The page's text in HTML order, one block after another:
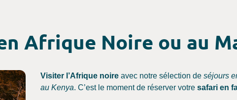
Afrique Noire ou au
Visiter l’Afrique noire avec notre sélection de séjours
au Kenya. C’est le moment de réserver votre safari en